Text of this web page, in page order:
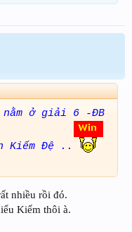
nằm ở giải 6 -ĐB
Kiếm Đệ ..
nhiều rồi đó.
Kiếm thôi à.